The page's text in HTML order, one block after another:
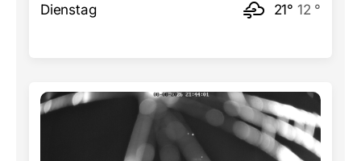
Dienstag 21° 12 °